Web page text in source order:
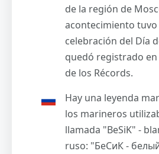
de la región de
acontecimiento
celebración del Día
quedó registrado
de los Récords.
Hay una leyenda
los marineros
llamada "BeSiK" -
ruso: "БеСиК -